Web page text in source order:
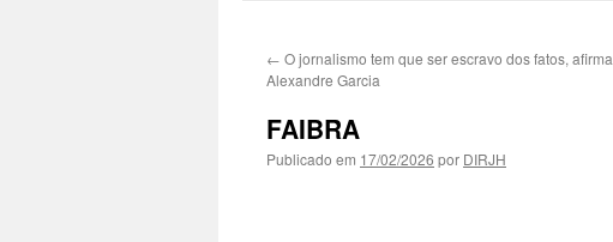
← O jornalismo tem que ser escravo dos fatos, afirma
Alexandre Garcia
FAIBRA
Publicado em 17/02/2026 por DIRJH